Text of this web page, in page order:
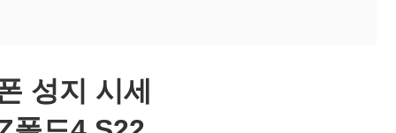
성지 시세